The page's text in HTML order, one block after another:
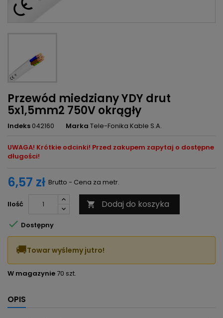
Przewód miedziany YDY drut
5x1,5mm2 750V okrągły
Indeks 042160 Marka Tele-Fonika Kable S.A.
UWAGA! Krótkie odcinki! Przed zakupem zapytaj o dostępne
długości!
6,57 zł Brutto - Cena za metr.
Ilość  Dodaj do koszyka
 Dostępny
🚚Towar wyślemy jutro!
W magazynie 70 szt.
OPIS